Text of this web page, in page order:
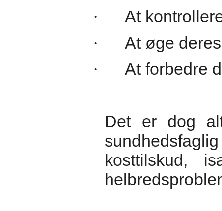
· At
· At øge
· At forbedre
Det er dog
kosttilskud,